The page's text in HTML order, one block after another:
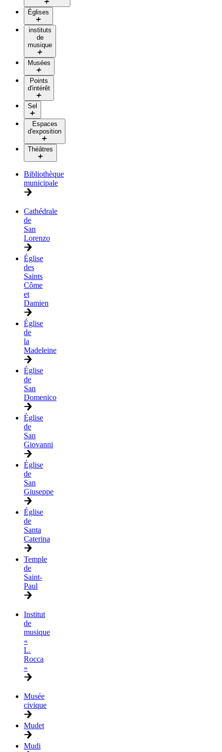
Églises
instituts
de
musique
Musées
Points
d'intérêt
Sel
Espaces
d'exposition
Théâtres
Bibliothèque
municipale
Cathédrale
de
San
Lorenzo
Église
des
Saints
Côme
et
Damien
Église
de
la
Madeleine
Église
de
San
Domenico
Église
de
San
Giovanni
Église
de
San
Giuseppe
Église
de
Santa
Caterina
Temple
de
Saint-
Paul
Institut
de
musique
«
L.
Rocca
»
Musée
civique
Mudet
Mudi